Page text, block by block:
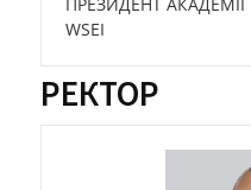
WSEI
РЕКТОР